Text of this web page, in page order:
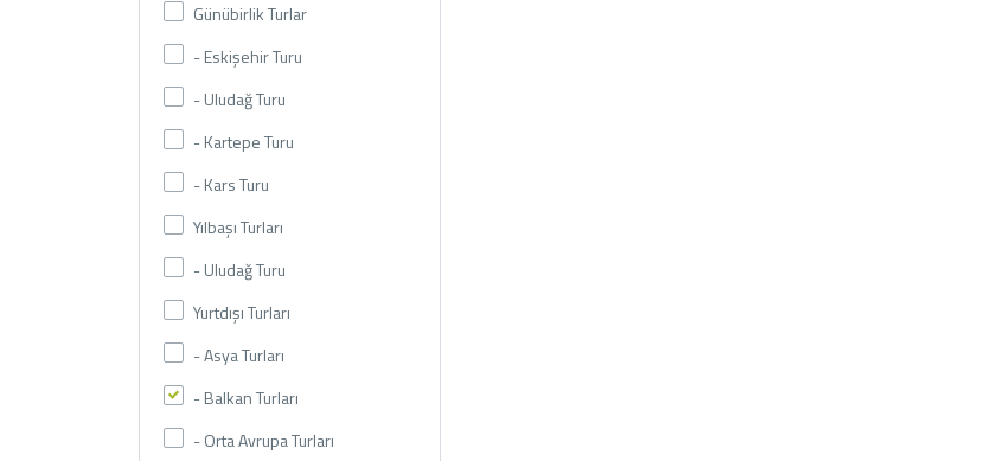
Günübirlik Turlar
- Eskişehir Turu
- Uludağ Turu
- Kartepe Turu
- Kars Turu
Yılbaşı Turları
- Uludağ Turu
Yurtdışı Turları
- Asya Turları
- Balkan Turları
- Orta Avrupa Turları